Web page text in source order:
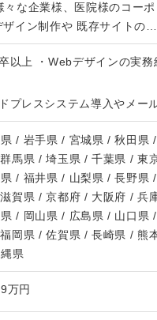
な企業様、医院様のコー
イン制作や 既存サイトの…
卒以上 ・Webデザインの実
ドプレスシステム導入やメ
/ 岩手県 / 宮城県 / 秋田県
馬県 / 埼玉県 / 千葉県 / 東
/ 福井県 / 山梨県 / 長野県
賀県 / 京都府 / 大阪府 / 兵
/ 岡山県 / 広島県 / 山口県
岡県 / 佐賀県 / 長崎県 / 熊
県
万円